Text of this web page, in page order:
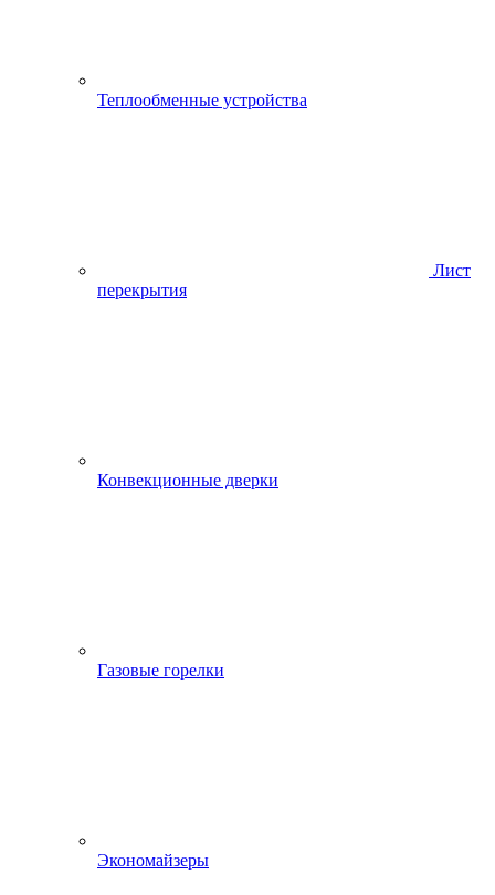
Теплообменные устройства
Лист
перекрытия
Конвекционные дверки
Газовые горелки
Экономайзеры